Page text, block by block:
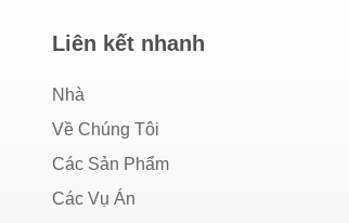
Liên kết nhanh
Nhà
Về Chúng Tôi
Các Sản Phẩm
Các Vụ Án